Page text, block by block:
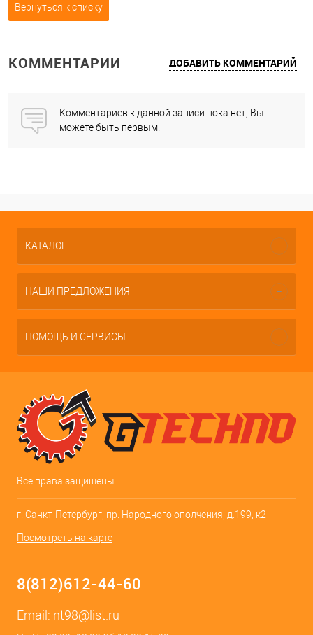
Вернуться к списку
КОММЕНТАРИИ ДОБАВИТЬ КОММЕНТАРИЙ
Комментариев к данной записи пока нет, Вы
можете быть первым!
КАТАЛОГ
НАШИ ПРЕДЛОЖЕНИЯ
ПОМОЩЬ И СЕРВИСЫ
Все права защищены.
г. Санкт-Петербург, пр. Народного ополчения, д.199, к2
Посмотреть на карте
8(812)612-44-60
Email: nt98@list.ru